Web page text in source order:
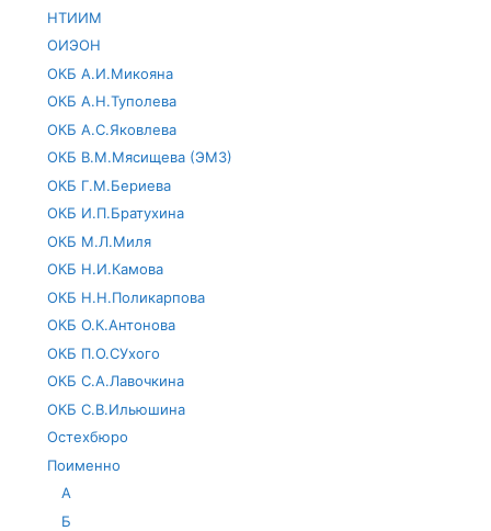
НТИИМ
ОИЭОН
ОКБ А.И.Микояна
ОКБ А.Н.Туполева
ОКБ А.С.Яковлева
ОКБ В.М.Мясищева (ЭМЗ)
ОКБ Г.М.Бериева
ОКБ И.П.Братухина
ОКБ М.Л.Миля
ОКБ Н.И.Камова
ОКБ Н.Н.Поликарпова
ОКБ О.К.Антонова
ОКБ П.О.СУхого
ОКБ С.А.Лавочкина
ОКБ С.В.Ильюшина
Остехбюро
Поименно
А
Б